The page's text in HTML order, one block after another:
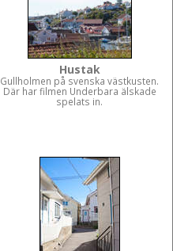
Hustak
Gullholmen på svenska västkusten.
Där har filmen Underbara älskade
spelats in.